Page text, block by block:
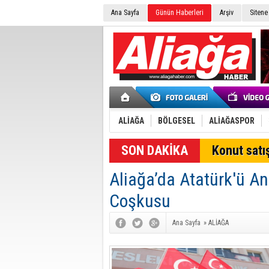
Ana Sayfa Günün Haberleri Arşiv
ALİAĞA BÖLGESEL ALİAĞASPOR
SON DAKİKA Konut
Aliağa’da Atatürk'ü
Coşkusu
Ana Sayfa » ALİAĞA